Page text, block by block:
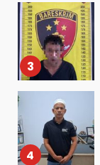
3
4